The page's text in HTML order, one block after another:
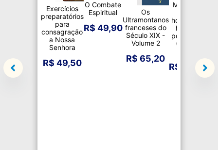
Exercícios
preparatórios
para
consagração
a Nossa
Senhora
R$ 49,50
O Combate
Espiritual
R$ 49,90
Os
Ultramontanos
franceses do
Século XIX -
Volume 2
R$ 65,20
Moisés: O
homem da
história,
pois Jesus
Cristo é
R$ 23,90